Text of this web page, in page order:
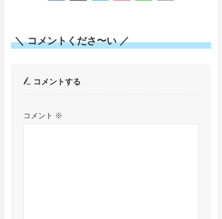
＼ コメントくださ〜い ／
コメントする
コメント ※